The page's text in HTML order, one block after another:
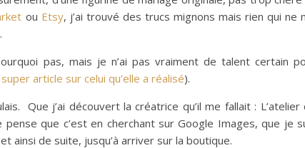
ou Etsy, j’ai trouvé des trucs mignons mais rien qui ne
pas, mais je n’ai pas vraiment de talent certain
article sur celui qu’elle a réalisé).
Que j’ai découvert la créatrice qu’il me fallait : L’atelier
que c’est en cherchant sur Google Images, que je
de suite, jusqu’à arriver sur la boutique.